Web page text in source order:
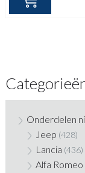
Onderdelen
Jeep (428)
Lancia (436)
Alfa Romeo